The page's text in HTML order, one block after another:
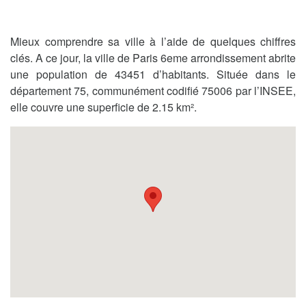
Mieux comprendre sa ville à l’aide de quelques chiffres
clés. A ce jour, la ville de Paris 6eme arrondissement abrite
une population de 43451 d’habitants. Située dans le
département 75, communément codifié 75006 par l’INSEE,
elle couvre une superficie de 2.15 km².